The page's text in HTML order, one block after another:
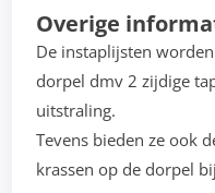
Overige
De instaplijsten
dorpel dmv 2 zijdige
uitstraling.
Tevens bieden ze ook
krassen op de dorpel